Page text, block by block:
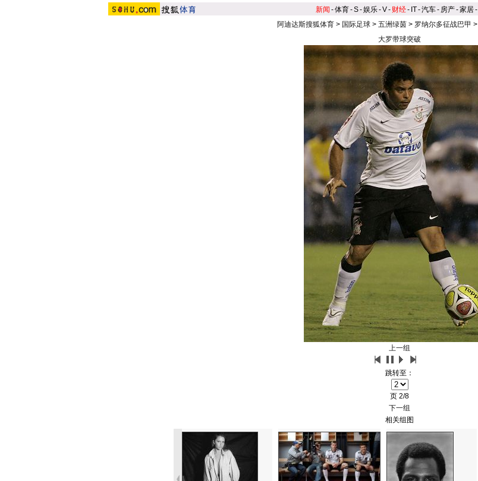
新闻 -体育-S-娱乐-V- 财经- IT-汽车- 房产-家居-
阿迪达斯搜狐体育 > 国际足球 > 五洲绿茵 > 罗纳尔多征战巴甲 >
大罗带球突破
上一组
跳转至：
页 2/8
下一组
相关组图